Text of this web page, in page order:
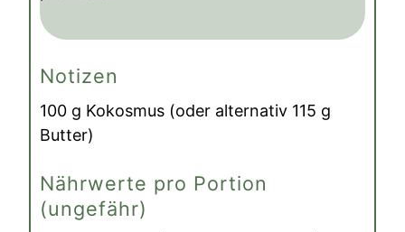
Notizen
100 g Kokosmus (oder alternativ 115 g
Butter)
Nährwerte pro Portion
(ungefähr)